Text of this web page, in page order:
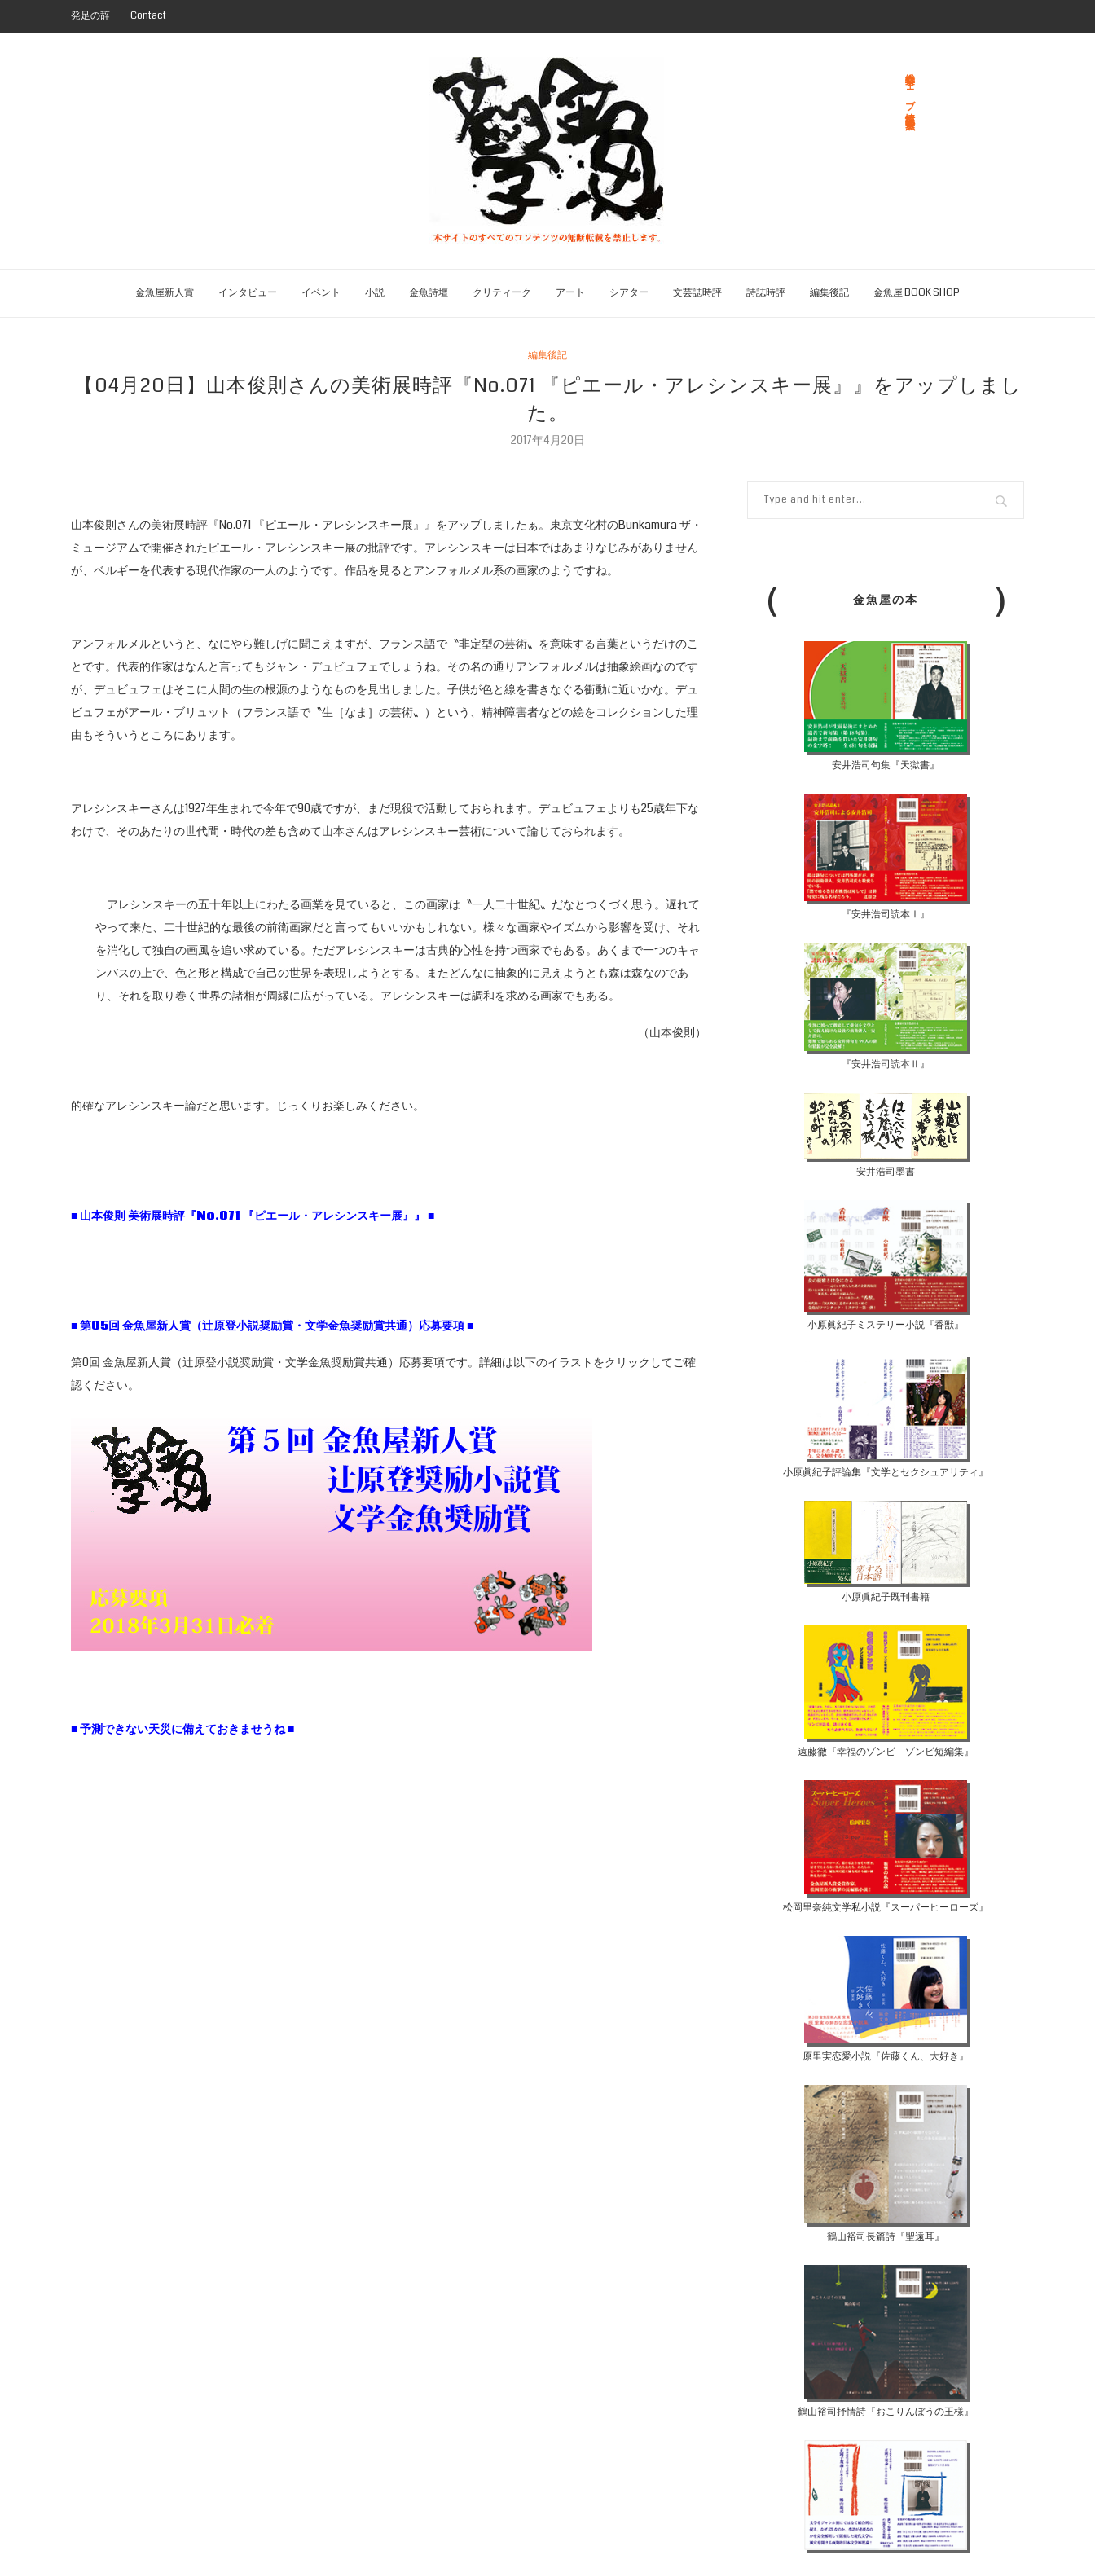
発足の辞 Contact
総合文学ウェブ情報誌 文学金魚
金魚屋新人賞 インタビュー イベント 小説 金魚詩壇 クリティーク アート シアター 文芸誌時評 詩誌時評 編集後記 金魚屋 BOOK SHOP
編集後記
【04月20日】山本俊則さんの美術展時評『No.071 『ピエール・アレシンスキー展』』をアップしまし
た。
2017年4月20日
山本俊則さんの美術展時評『No.071 『ピエール・アレシンスキー展』』をアップしましたぁ。東京文化村のBunkamura ザ・
ミュージアムで開催されたピエール・アレシンスキー展の批評です。アレシンスキーは日本ではあまりなじみがありません
が、ベルギーを代表する現代作家の一人のようです。作品を見るとアンフォルメル系の画家のようですね。
アンフォルメルというと、なにやら難しげに聞こえますが、フランス語で〝非定型の芸術〟を意味する言葉というだけのこ
とです。代表的作家はなんと言ってもジャン・デュビュフェでしょうね。その名の通りアンフォルメルは抽象絵画なのです
が、デュビュフェはそこに人間の生の根源のようなものを見出しました。子供が色と線を書きなぐる衝動に近いかな。デュ
ビュフェがアール・ブリュット（フランス語で〝生［なま］の芸術〟）という、精神障害者などの絵をコレクションした理
由もそういうところにあります。
アレシンスキーさんは1927年生まれで今年で90歳ですが、まだ現役で活動しておられます。デュビュフェよりも25歳年下な
わけで、そのあたりの世代間・時代の差も含めて山本さんはアレシンスキー芸術について論じておられます。
アレシンスキーの五十年以上にわたる画業を見ていると、この画家は〝一人二十世紀〟だなとつくづく思う。遅れて
やって来た、二十世紀的な最後の前衛画家だと言ってもいいかもしれない。様々な画家やイズムから影響を受け、それ
を消化して独自の画風を追い求めている。ただアレシンスキーは古典的心性を持つ画家でもある。あくまで一つのキャ
ンバスの上で、色と形と構成で自己の世界を表現しようとする。またどんなに抽象的に見えようとも森は森なのであ
り、それを取り巻く世界の諸相が周縁に広がっている。アレシンスキーは調和を求める画家でもある。
（山本俊則）
的確なアレシンスキー論だと思います。じっくりお楽しみください。
■ 山本俊則美術展時評『No.071 『ピエール・アレシンスキー展』』 ■
■第05回 金魚屋新人賞（辻原登小説奨励賞・文学金魚奨励賞共通）応募要項■
第0回 金魚屋新人賞（辻原登小説奨励賞・文学金魚奨励賞共通）応募要項です。詳細は以下のイラストをクリックしてご確
認ください。
■ 予測できない天災に備えておきませうね ■
金魚屋の本
安井浩司句集『天獄書』
『安井浩司読本Ⅰ』
『安井浩司読本Ⅱ』
安井浩司墨書
小原眞紀子ミステリー小説『香獣』
小原眞紀子評論集『文学とセクシュアリティ』
小原眞紀子既刊書籍
遠藤徹『幸福のゾンビ ゾンビ短編集』
松岡里奈純文学私小説『スーパーヒーローズ』
原里実恋愛小説『佐藤くん、大好き』
鶴山裕司長篇詩『聖遠耳』
鶴山裕司抒情詩『おこりんぼうの王様』